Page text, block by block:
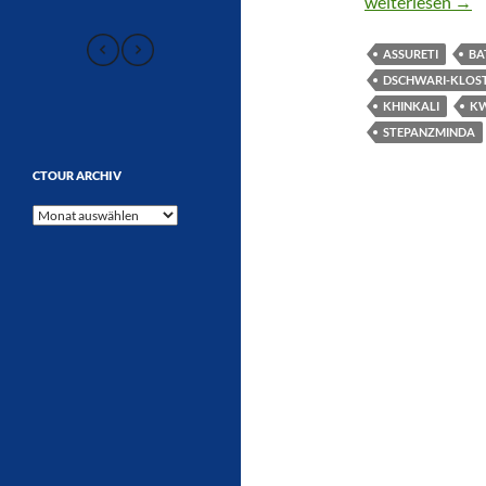
ASSURETI
DSCHWARI-
KHINKALI
STEPANZMINDA
CTOUR ARCHIV
CTOUR